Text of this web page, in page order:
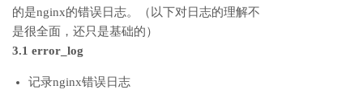
的是nginx的错误日志。（以下对日志的理解不
是很全面，还只是基础的）
3.1 error_log
记录nginx错误日志